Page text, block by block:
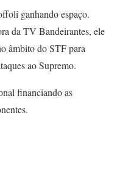
ganhando espaço.
da TV Bandeirantes, ele
âmbito do STF para
ao Supremo.
financiando as